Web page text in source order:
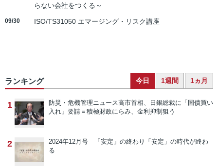
らない会社をつくる～
09/30 ISO/TS31050 エマージング・リスク講座
ランキング 今日 1週間 1ヵ月
1 防災・危機管理ニュース高市首相、日銀総裁に「国債買い
入れ」要請＝積極財政にらみ、金利抑制狙う
2 2024年12月号 「安定」の終わり
「安定」の時代が終わ
る